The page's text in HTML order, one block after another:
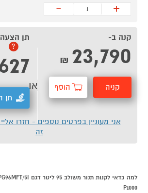
+
-
קנה ב-
23,790
₪
קניה הוסף
תן
?
תן
או
אני מעוניין בפרטים נוספים - חזרו
זה
P1000